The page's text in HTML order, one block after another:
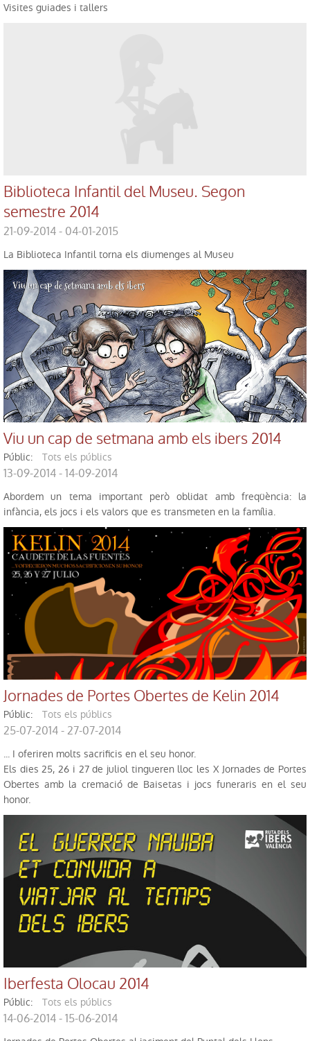
Visites guiades i tallers
Biblioteca Infantil del Museu. Segon
semestre 2014
21-09-2014 - 04-01-2015
La Biblioteca Infantil torna els diumenges al Museu
Viu un cap de setmana amb els ibers 2014
públic: Tots els públics
13-09-2014 - 14-09-2014
Abordem un tema important però oblidat amb freqüència: la
infància, els jocs i els valors que es transmeten en la família.
Jornades de Portes Obertes de Kelin 2014
públic: Tots els públics
25-07-2014 - 27-07-2014
... I oferiren molts sacrificis en el seu honor.
Els dies 25, 26 i 27 de juliol tingueren lloc les X Jornades de Portes
Obertes amb la cremació de Baisetas i jocs funeraris en el seu
honor.
Iberfesta Olocau 2014
públic: Tots els públics
14-06-2014 - 15-06-2014